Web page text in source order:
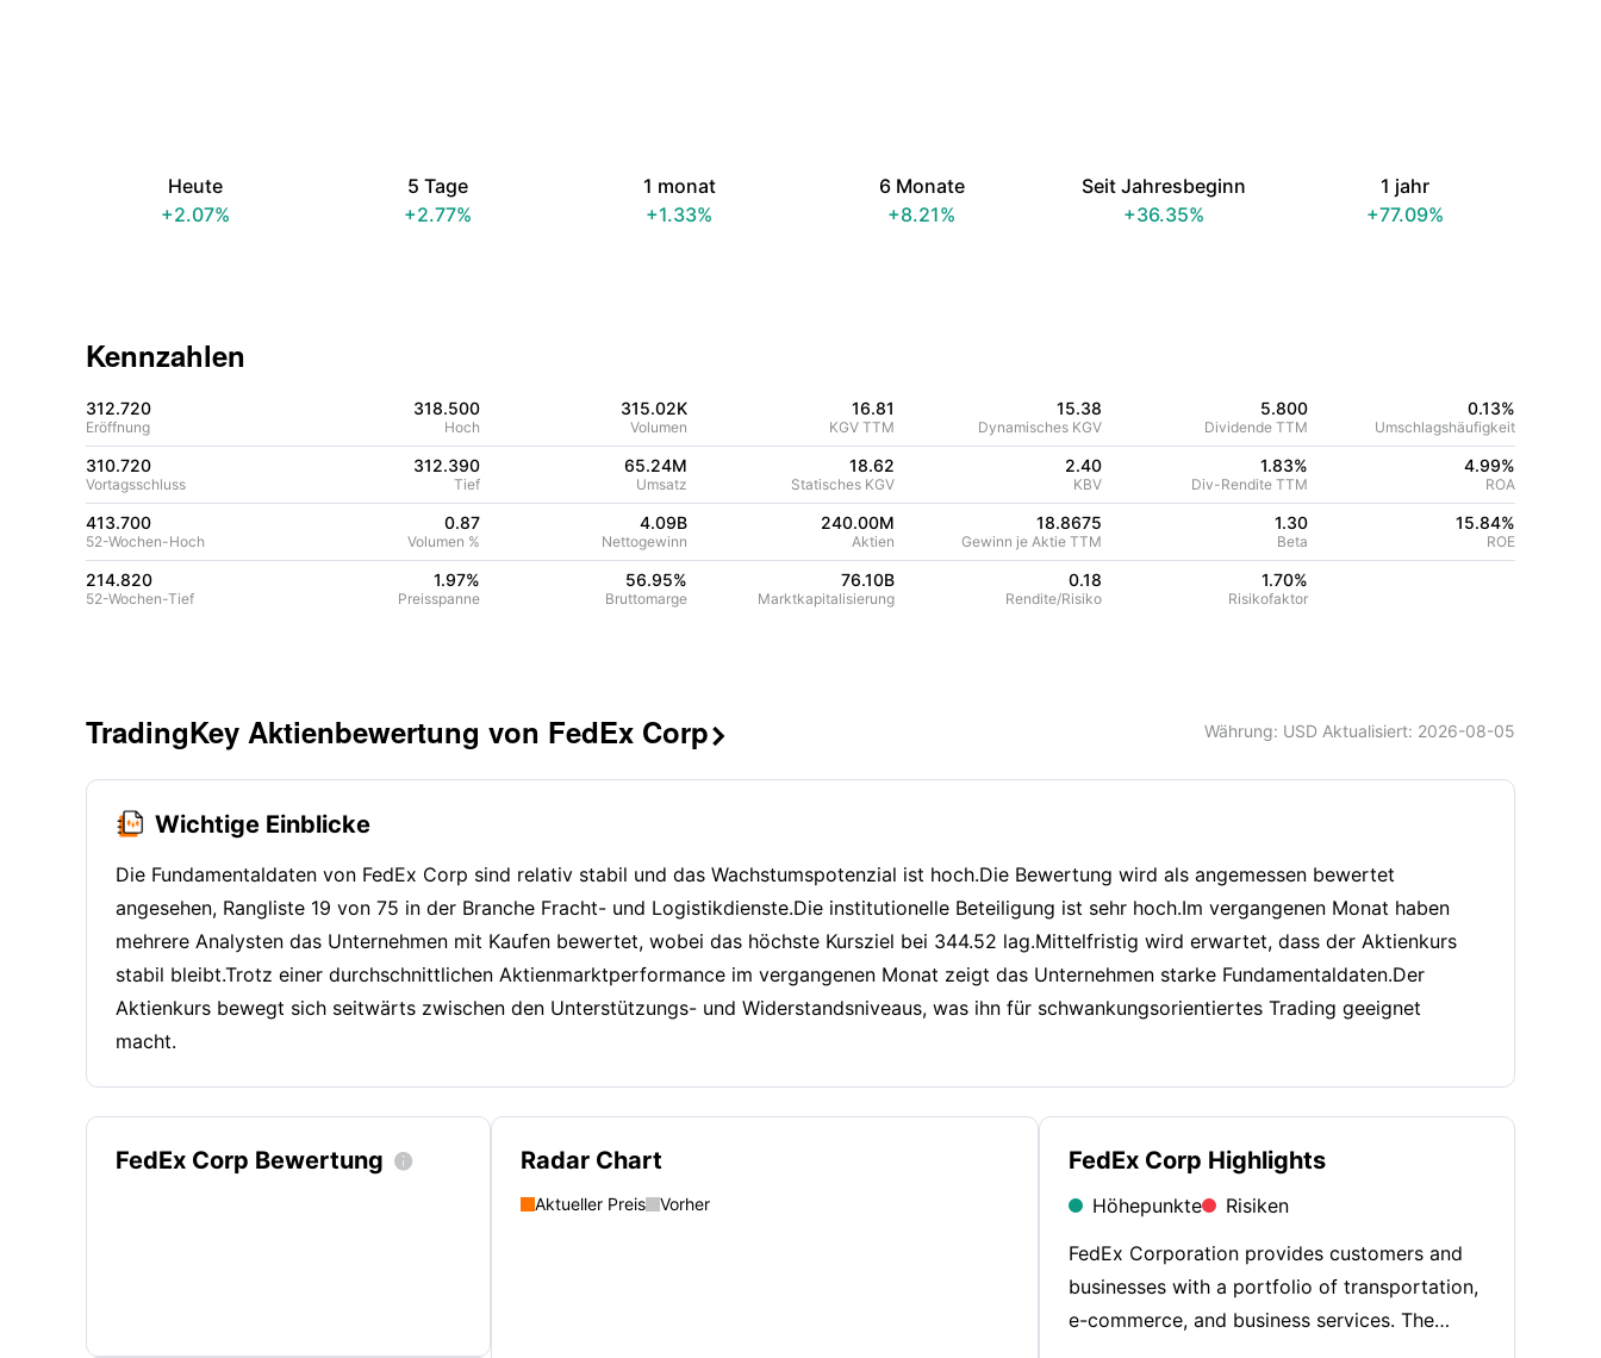
Heute
+2.07%
5 Tage
+2.77%
1 monat
+1.33%
6 Monate
+8.21%
Seit Jahresbeginn
+36.35%
1 jahr
+77.09%
Kennzahlen
312.720
Eröffnung
318.500
Hoch
315.02K
Volumen
16.81
KGV TTM
15.38
Dynamisches KGV
5.800
Dividende TTM
0.13%
Umschlagshäufigkeit
310.720
Vortagsschluss
312.390
Tief
65.24M
Umsatz
18.62
Statisches KGV
2.40
KBV
1.83%
Div-Rendite TTM
4.99%
ROA
413.700
52-Wochen-Hoch
0.87
Volumen %
4.09B
Nettogewinn
240.00M
Aktien
18.8675
Gewinn je Aktie TTM
1.30
Beta
15.84%
ROE
214.820
52-Wochen-Tief
1.97%
Preisspanne
56.95%
Bruttomarge
76.10B
Marktkapitalisierung
0.18
Rendite/Risiko
1.70%
Risikofaktor
TradingKey Aktienbewertung von FedEx Corp  Währung: USD Aktualisiert: 2026-08-05
Wichtige Einblicke
Die Fundamentaldaten von FedEx Corp sind relativ stabil und das Wachstumspotenzial ist hoch.Die Bewertung wird als angemessen bewertet
angesehen, Rangliste 19 von 75 in der Branche Fracht- und Logistikdienste.Die institutionelle Beteiligung ist sehr hoch.Im vergangenen Monat haben
mehrere Analysten das Unternehmen mit Kaufen bewertet, wobei das höchste Kursziel bei 344.52 lag.Mittelfristig wird erwartet, dass der Aktienkurs
stabil bleibt.Trotz einer durchschnittlichen Aktienmarktperformance im vergangenen Monat zeigt das Unternehmen starke Fundamentaldaten.Der
Aktienkurs bewegt sich seitwärts zwischen den Unterstützungs- und Widerstandsniveaus, was ihn für schwankungsorientiertes Trading geeignet
macht.
FedEx Corp Bewertung  Radar Chart
Aktueller Preis Vorher
FedEx Corp Highlights
Höhepunkte
Risiken
FedEx Corporation provides customers and
businesses with a portfolio of transportation,
e-commerce, and business services. The